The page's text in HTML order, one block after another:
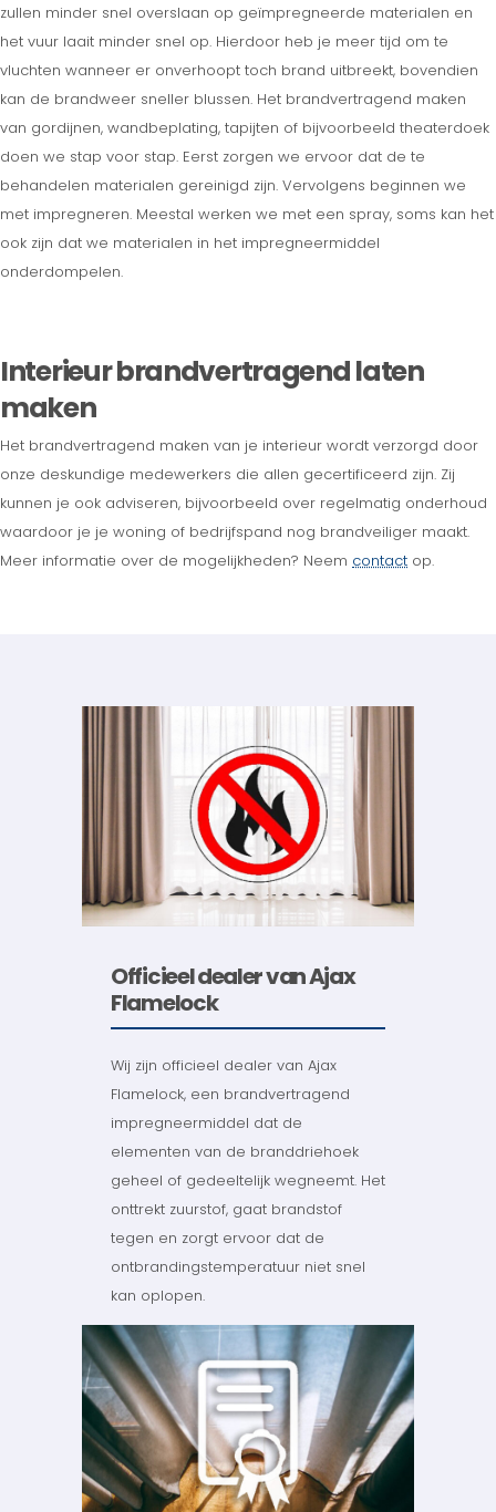
zullen minder snel overslaan op geïmpregneerde materialen en
het vuur laait minder snel op. Hierdoor heb je meer tijd om te
vluchten wanneer er onverhoopt toch brand uitbreekt, bovendien
kan de brandweer sneller blussen. Het brandvertragend maken
van gordijnen, wandbeplating, tapijten of bijvoorbeeld theaterdoek
doen we stap voor stap. Eerst zorgen we ervoor dat de te
behandelen materialen gereinigd zijn. Vervolgens beginnen we
met impregneren. Meestal werken we met een spray, soms kan het
ook zijn dat we materialen in het impregneermiddel
onderdompelen.
Interieur brandvertragend laten
maken
Het brandvertragend maken van je interieur wordt verzorgd door
onze deskundige medewerkers die allen gecertificeerd zijn. Zij
kunnen je ook adviseren, bijvoorbeeld over regelmatig onderhoud
waardoor je je woning of bedrijfspand nog brandveiliger maakt.
Meer informatie over de mogelijkheden? Neem contact op.
Officieel dealer van Ajax
Flamelock
Wij zijn officieel dealer van Ajax
Flamelock, een brandvertragend
impregneermiddel dat de
elementen van de branddriehoek
geheel of gedeeltelijk wegneemt. Het
onttrekt zuurstof, gaat brandstof
tegen en zorgt ervoor dat de
ontbrandingstemperatuur niet snel
kan oplopen.